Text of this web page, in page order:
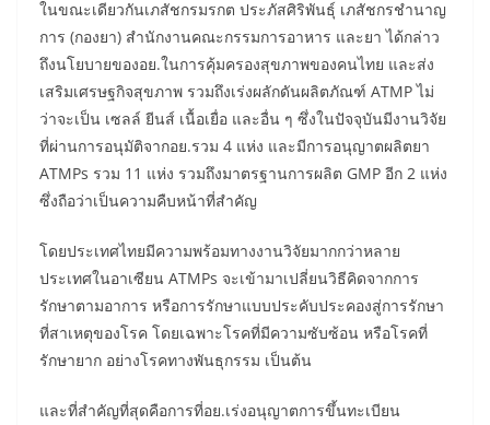
ในขณะเดียวกันเภสัชกรมรกต ประภัสศิริพันธุ์ เภสัชกรชำนาญ
การ (กองยา) สำนักงานคณะกรรมการอาหาร และยา ได้กล่าว
ถึงนโยบายของอย.ในการคุ้มครองสุขภาพของคนไทย และส่ง
เสริมเศรษฐกิจสุขภาพ รวมถึงเร่งผลักดันผลิตภัณฑ์ ATMP ไม่
ว่าจะเป็น เซลล์ ยีนส์ เนื้อเยื่อ และอื่น ๆ ซึ่งในปัจจุบันมีงานวิจัย
ที่ผ่านการอนุมัติจากอย.รวม 4 แห่ง และมีการอนุญาตผลิตยา
ATMPs รวม 11 แห่ง รวมถึงมาตรฐานการผลิต GMP อีก 2 แห่ง
ซึ่งถือว่าเป็นความคืบหน้าที่สำคัญ
โดยประเทศไทยมีความพร้อมทางงานวิจัยมากกว่าหลาย
ประเทศในอาเซียน ATMPs จะเข้ามาเปลี่ยนวิธีคิดจากการ
รักษาตามอาการ หรือการรักษาแบบประคับประคองสู่การรักษา
ที่สาเหตุของโรค โดยเฉพาะโรคที่มีความซับซ้อน หรือโรคที่
รักษายาก อย่างโรคทางพันธุกรรม เป็นต้น
และที่สำคัญที่สุดคือการที่อย.เร่งอนุญาตการขึ้นทะเบียน